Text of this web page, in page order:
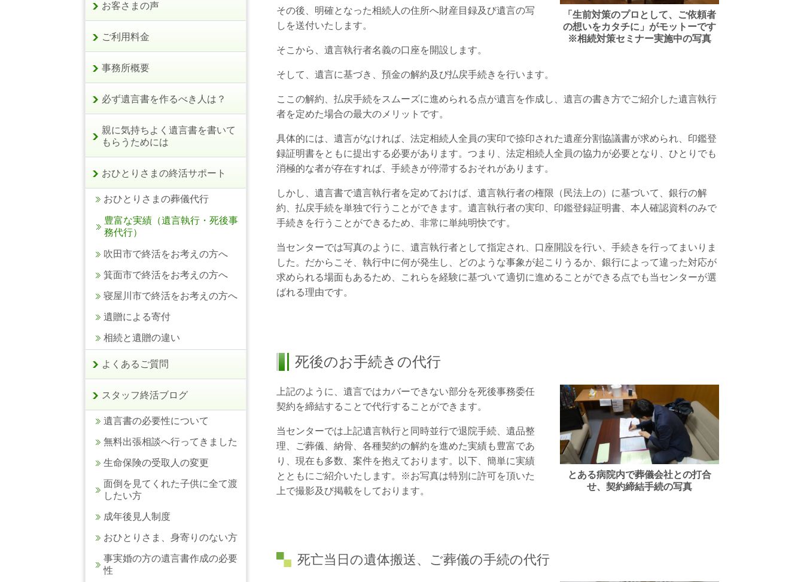
「生前対策のプロとして、ご依頼者
の想いをカタチに」がモットーです
※相続対策セミナー実施中の写真
その後、明確となった相続人の住所へ財産目録及び遺言の写
しを送付いたします。
そこから、遺言執行者名義の口座を開設します。
そして、遺言に基づき、預金の解約及び払戻手続きを行います。
ここの解約、払戻手続をスムーズに進められる点が遺言を作成し、遺言の書き方でご紹介した遺言執行
者を定めた場合の最大のメリットです。
具体的には、遺言がなければ、法定相続人全員の実印で捺印された遺産分割協議書が求められ、印鑑登
録証明書をともに提出する必要があります。つまり、法定相続人全員の協力が必要となり、ひとりでも
消極的な者が存在すれば、手続きが停滞するおそれがあります。
しかし、遺言書で遺言執行者を定めておけば、遺言執行者の権限（民法上の）に基づいて、銀行の解
約、払戻手続を単独で行うことができます。遺言執行者の実印、印鑑登録証明書、本人確認資料のみで
手続きを行うことができるため、非常に単純明快です。
当センターでは写真のように、遺言執行者として指定され、口座開設を行い、手続きを行ってまいりま
した。だからこそ、執行中に何が発生し、どのような事象が起こりうるか、銀行によって違った対応が
求められる場面もあるため、これらを経験に基づいて適切に進めることができる点でも当センターが選
ばれる理由です。
死後のお手続きの代行
とある病院内で葬儀会社との打合
せ、契約締結手続の写真
上記のように、遺言ではカバーできない部分を死後事務委任
契約を締結することで代行することができます。
当センターでは上記遺言執行と同時並行で退院手続、遺品整
理、ご葬儀、納骨、各種契約の解約を進めた実績も豊富であ
り、現在も多数、案件を抱えております。以下、簡単に実績
とともにご紹介いたします。※お写真は特別に許可を頂いた
上で撮影及び掲載をしております。
死亡当日の遺体搬送、ご葬儀の手続の代行
お客さまの声
ご利用料金
事務所概要
必ず遺言書を作るべき人は？
親に気持ちよく遺言書を書いて
もらうためには
おひとりさまの終活サポート
おひとりさまの葬儀代行
豊富な実績（遺言執行・死後事
務代行）
吹田市で終活をお考えの方へ
箕面市で終活をお考えの方へ
寝屋川市で終活をお考えの方へ
遺贈による寄付
相続と遺贈の違い
よくあるご質問
スタッフ終活ブログ
遺言書の必要性について
無料出張相談へ行ってきました
生命保険の受取人の変更
面倒を見てくれた子供に全て渡
したい方
成年後見人制度
おひとりさま、身寄りのない方
事実婚の方の遺言書作成の必要
性